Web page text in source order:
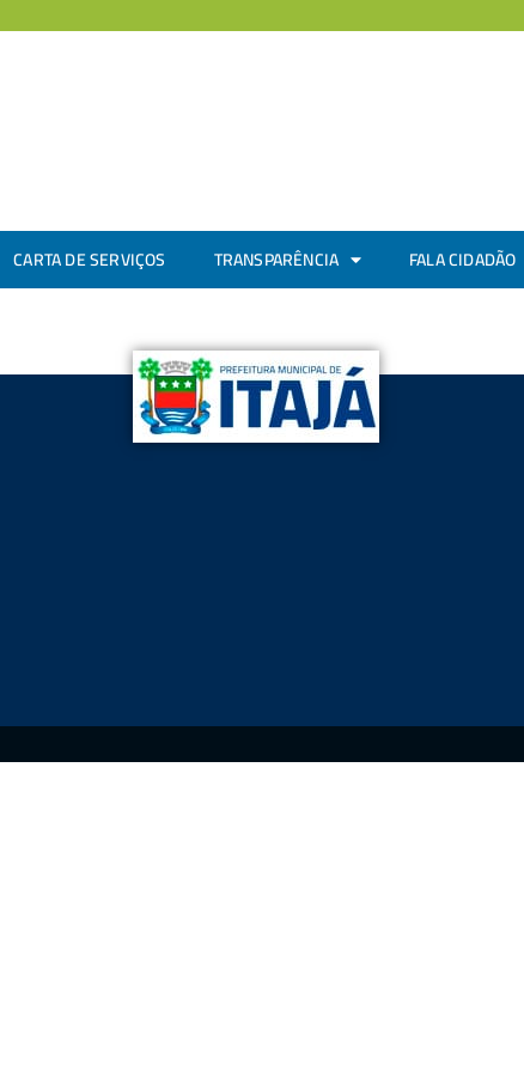
CARTA DE SERVIÇOS TRANSPARÊNCIA FALA CIDADÃO